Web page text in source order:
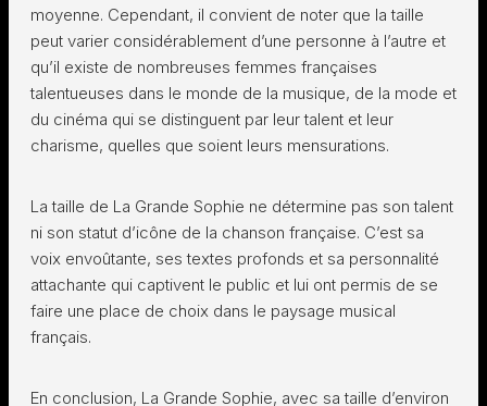
moyenne. Cependant, il convient de noter que la taille
peut varier considérablement d’une personne à l’autre et
qu’il existe de nombreuses femmes françaises
talentueuses dans le monde de la musique, de la mode et
du cinéma qui se distinguent par leur talent et leur
charisme, quelles que soient leurs mensurations.
La taille de La Grande Sophie ne détermine pas son talent
ni son statut d’icône de la chanson française. C’est sa
voix envoûtante, ses textes profonds et sa personnalité
attachante qui captivent le public et lui ont permis de se
faire une place de choix dans le paysage musical
français.
En conclusion, La Grande Sophie, avec sa taille d’environ